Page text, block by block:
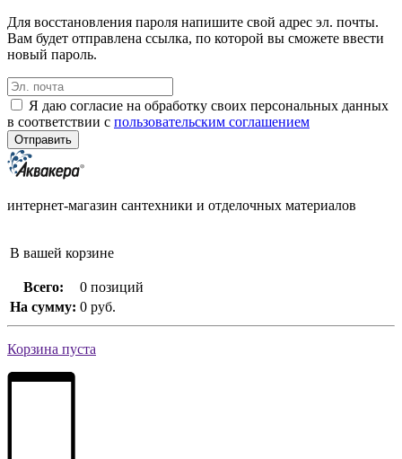
Для восстановления пароля напишите свой адрес эл. почты.
Вам будет отправлена ссылка, по которой вы сможете ввести
новый пароль.
Я даю согласие на обработку своих персональных данных
в соответствии с пользовательским соглашением
интернет-магазин сантехники и отделочных материалов
В вашей корзине
Всего:
0 позиций
На сумму: 0 руб.
Корзина пуста